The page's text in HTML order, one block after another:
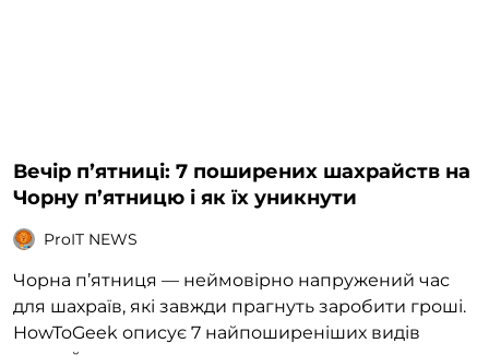
Вечір пʼятниці: 7 поширених шахрайств на
Чорну п’ятницю і як їх уникнути
ProIT NEWS
Чорна п’ятниця — неймовірно напружений час
для шахраїв, які завжди прагнуть заробити гроші.
HowToGeek описує 7 найпоширеніших видів